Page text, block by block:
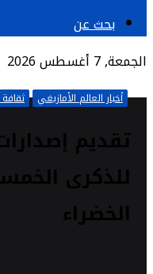
بحث عن
الجمعة, 7 أغسطس 2026
أخبار العالم الأمازيغي
تقديم
للذكرى
الخضراء